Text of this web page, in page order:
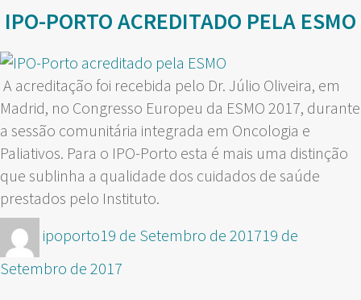
IPO-PORTO ACREDITADO PELA ESMO
A acreditação foi recebida pelo Dr. Júlio Oliveira, em
Madrid, no Congresso Europeu da ESMO 2017, durante
a sessão comunitária integrada em Oncologia e
Paliativos. Para o IPO-Porto esta é mais uma distinção
que sublinha a qualidade dos cuidados de saúde
prestados pelo Instituto.
Autor
ipoportoPublicado
19 de Setembro de 201719 de
Setembro de 2017